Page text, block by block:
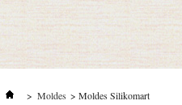
> Moldes > Moldes Silikomart